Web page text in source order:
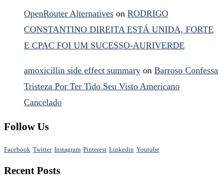
OpenRouter Alternatives on RODRIGO
CONSTANTINO DIREITA ESTÁ UNIDA, FORTE
E CPAC FOI UM SUCESSO-AURIVERDE
amoxicillin side effect summary on Barroso Confessa
Tristeza Por Ter Tido Seu Visto Americano
Cancelado
Follow Us
Facebook Twitter Instagram Pinterest Linkedin Youtube
Recent Posts